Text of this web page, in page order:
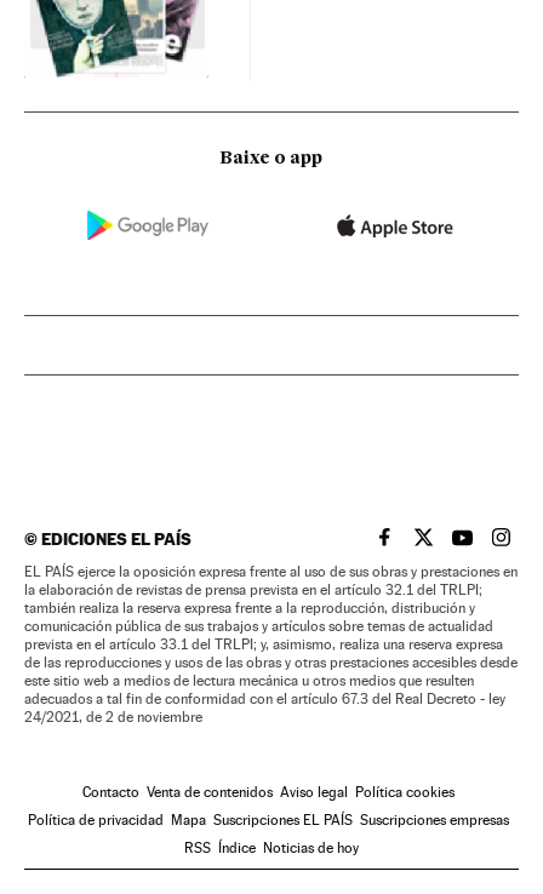
Baixe o app
©EDICIONES EL PAÍS EL PAÍS BRASIL EN
EL PAÍSEL PAÍS
EL
EL PAÍS ejerce la oposición expresa frente al uso de sus obras y prestaciones en
la elaboración de revistas de prensa prevista en el artículo 32.1 del TRLPI;
también realiza la reserva expresa frente a la reproducción, distribución y
comunicación pública de sus trabajos y artículos sobre temas de actualidad
prevista en el artículo 33.1 del TRLPI; y, asimismo, realiza una reserva expresa
de las reproducciones y usos de las obras y otras prestaciones accesibles desde
este sitio web a medios de lectura mecánica u otros medios que resulten
adecuados a tal fin de conformidad con el artículo 67.3 del Real Decreto - ley
24/2021, de 2 de noviembre
Contacto Venta de contenidos Aviso legal Política cookies
Política de privacidad Mapa Suscripciones EL PAÍS Suscripciones empresas
RSS Índice Noticias de hoy